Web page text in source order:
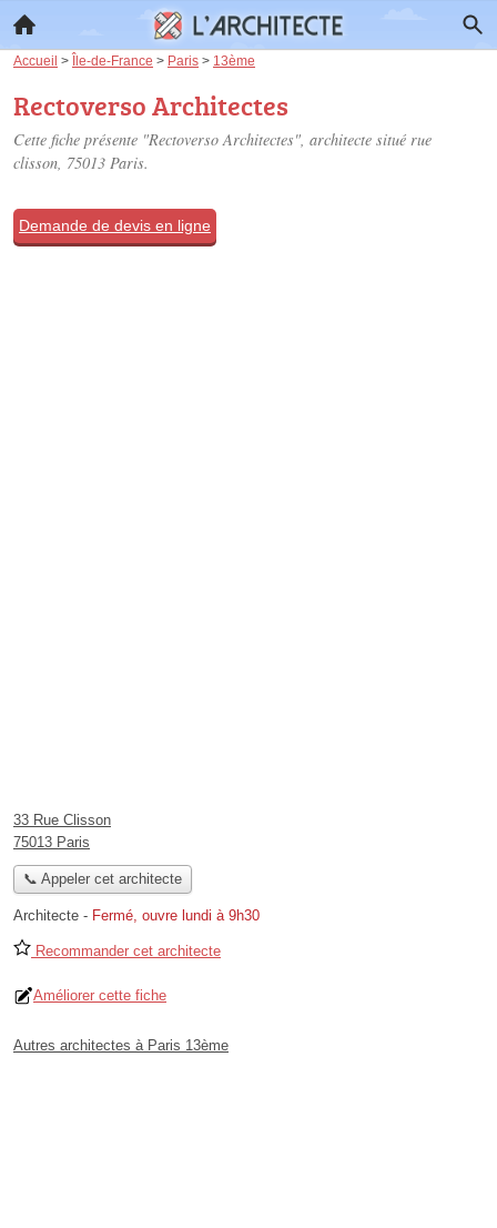
Accueil > Île-de-France > Paris > 13ème
Rectoverso Architectes
Cette fiche présente "Rectoverso Architectes", architecte situé rue
clisson, 75013 Paris.
Demande de devis en ligne
33 Rue Clisson
75013 Paris
📞 Appeler cet architecte
Architecte - Fermé, ouvre lundi à 9h30
Recommander cet architecte
Améliorer cette fiche
Autres architectes à Paris 13ème